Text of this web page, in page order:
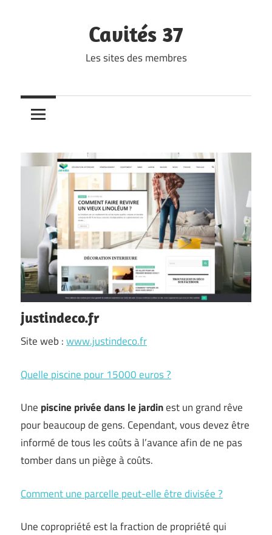
Cavités 37
Les sites des membres
justindeco.fr
Site web :www.justindeco.fr
Quelle piscine pour 15000 euros ?
Une piscine privée dans le jardinest un grand rêve
pour beaucoup de gens. Cependant, vous devez être
informé de tous les coûts à l’avance afin de ne pas
tomber dans un piège à coûts.
Comment une parcelle peut-elle être divisée ?
Une copropriété est la fraction de propriété qui